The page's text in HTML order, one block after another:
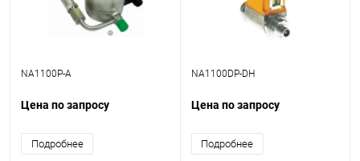
NA1100P-A
Цена по запросу
Подробнее
NA1100DP-DH
Цена по запросу
Подробнее